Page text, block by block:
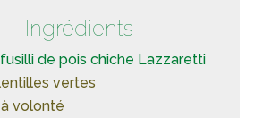
Ingrédients
fusilli de pois chiche Lazzaretti
vertes
volonté